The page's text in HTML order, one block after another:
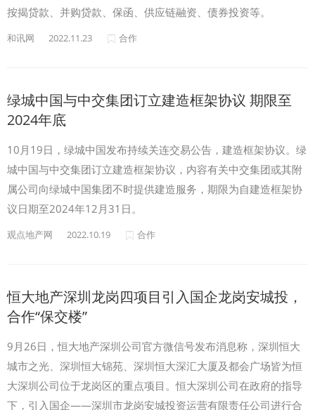
按揭贷款、并购贷款、保函、供应链融资、债券投资等。
和讯网 2022.11.23 合作
绿城中国与中交集团订立建造框架协议 期限至
2024年底
10月19日，绿城中国发布持续关连交易公告，建造框架协议。绿
城中国与中交集团订立建造框架协议，内容有关中交集团或其附
属公司向绿城中国集团不时提供建造服务，期限为自建造框架协
议日期至2024年12月31日。
观点地产网 2022.10.19 合作
恒大地产深圳龙岗四项目引入国企龙岗安城投，
合作“保交楼”
9月26日，恒大地产深圳公司官方微信号发布消息称，深圳恒大
城市之光、深圳恒大锦苑、深圳恒大深汇大厦及都会广场皆为恒
大深圳公司位于龙岗区的重点项目。恒大深圳公司在政府的指导
下，引入国企——深圳市龙岗安城投资运营有限责任公司进行合